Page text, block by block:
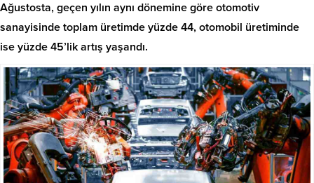
Ağustosta, geçen yılın aynı dönemine göre otomotiv
sanayisinde toplam üretimde yüzde 44, otomobil üretiminde
ise yüzde 45’lik artış yaşandı.